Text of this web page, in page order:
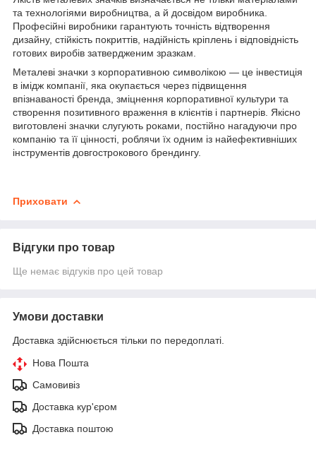
та технологіями виробництва, а й досвідом виробника.
Професійні виробники гарантують точність відтворення
дизайну, стійкість покриттів, надійність кріплень і відповідність
готових виробів затвердженим зразкам.
Металеві значки з корпоративною символікою — це інвестиція
в імідж компанії, яка окупається через підвищення
впізнаваності бренда, зміцнення корпоративної культури та
створення позитивного враження в клієнтів і партнерів. Якісно
виготовлені значки слугують роками, постійно нагадуючи про
компанію та її цінності, роблячи їх одним із найефективніших
інструментів довгострокового брендингу.
Приховати
Відгуки про товар
Ще немає відгуків про цей товар
Умови доставки
Доставка здійснюється тільки по передоплаті.
Нова Пошта
Самовивіз
Доставка кур'єром
Доставка поштою